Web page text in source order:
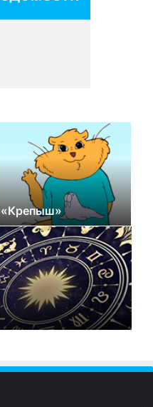
«Крепыш»